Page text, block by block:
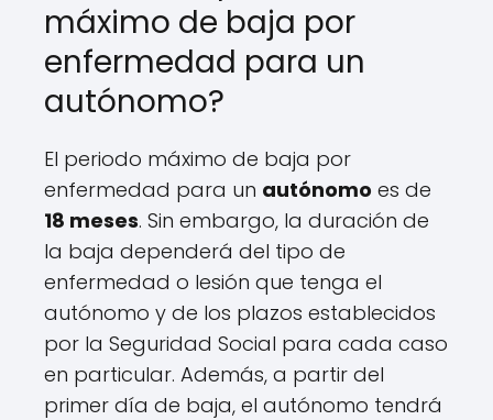
máximo de baja por
enfermedad para un
autónomo?
El periodo máximo de baja por
enfermedad para un autónomo es de
18 meses. Sin embargo, la duración de
la baja dependerá del tipo de
enfermedad o lesión que tenga el
autónomo y de los plazos establecidos
por la Seguridad Social para cada caso
en particular. Además, a partir del
primer día de baja, el autónomo tendrá